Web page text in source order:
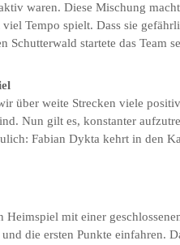
waren. Diese Mischung
Tempo spielt. Dass sie
startete das Team
über weite Strecken viele
Nun gilt es, konstanter
Fabian Dykta kehrt in den
mit einer
die ersten Punkte einfahren.